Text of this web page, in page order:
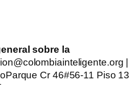
sobre la
|
Cr 46#56-11 Piso 13